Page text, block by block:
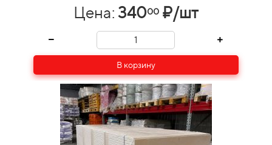
Цена:34000 ₽/шт
В корзину